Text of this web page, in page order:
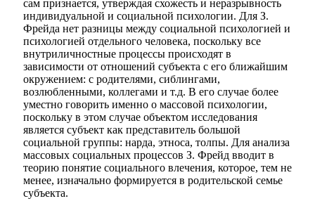
сам признается, утверждая схожесть и неразрывность
индивидуальной и социальной психологии. Для З.
Фрейда нет разницы между социальной психологией и
психологией отдельного человека, поскольку все
внутриличностные процессы происходят в
зависимости от отношений субъекта с его ближайшим
окружением: с родителями, сиблингами,
возлюбленными, коллегами и т.д. В его случае более
уместно говорить именно о массовой психологии,
поскольку в этом случае объектом исследования
является субъект как представитель большой
социальной группы: нарда, этноса, толпы. Для анализа
массовых социальных процессов З. Фрейд вводит в
теорию понятие социального влечения, которое, тем не
менее, изначально формируется в родительской семье
субъекта.